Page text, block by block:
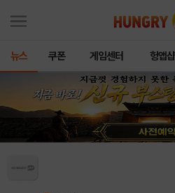
뉴스 쿠폰 게임센터 헝앱샵